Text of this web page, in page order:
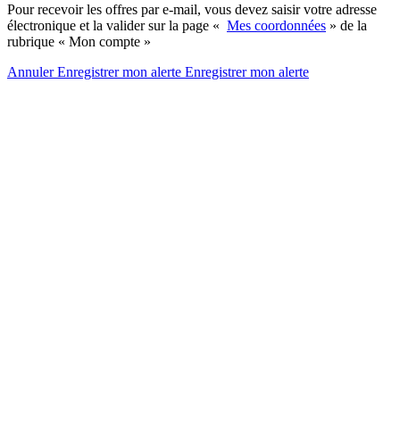
Pour recevoir les offres par e-mail, vous devez saisir votre adresse
électronique et la valider sur la page « Mes coordonnées » de la
rubrique « Mon compte »
AnnulerEnregistrer mon alerte Enregistrermon alerte